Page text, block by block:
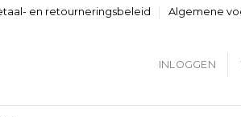
en retourneringsbeleid Algemene
INLOGGEN